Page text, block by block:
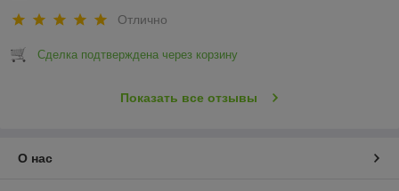
Отлично
Сделка подтверждена через корзину
Показать все отзывы
О нас